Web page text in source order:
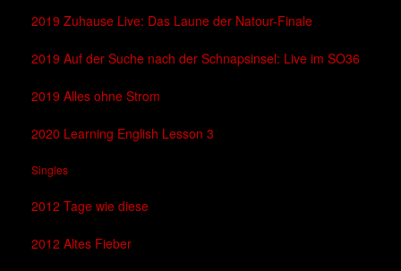
2019 Zuhause Live: Das Laune der Natour-Finale
2019 Auf der Suche nach der Schnapsinsel: Live im SO36
2019 Alles ohne Strom
2020 Learning English Lesson 3
Singles
2012 Tage wie diese
2012 Altes Fieber